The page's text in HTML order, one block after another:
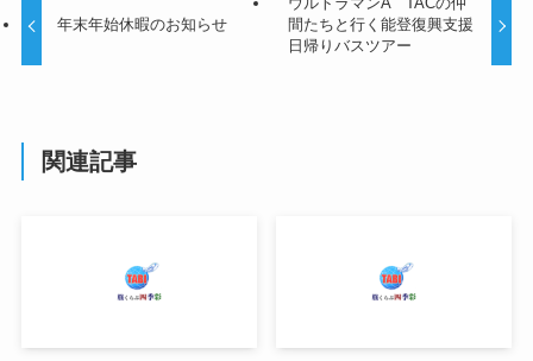
年末年始休暇のお知らせ
間たちと行く能登復興支援
日帰りバスツアー
関連記事